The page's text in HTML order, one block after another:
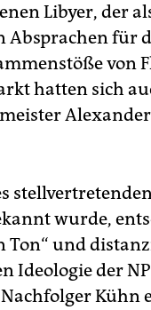
Libyer, der
Absprachen für
von
hatten sich
Alexander
wurde,
Ton“ und
Ideologie der
Kühn